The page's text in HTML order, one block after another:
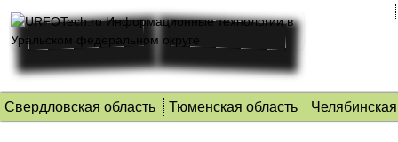
Свердловская область Тюменская область